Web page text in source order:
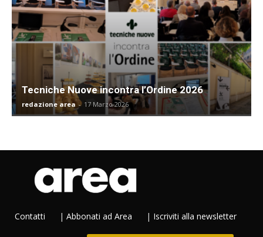
Tecniche Nuove incontra l’Ordine 2026
redazione area - 17 Marzo 2026
Contatti | Abbonati ad Area | Iscriviti alla newsletter